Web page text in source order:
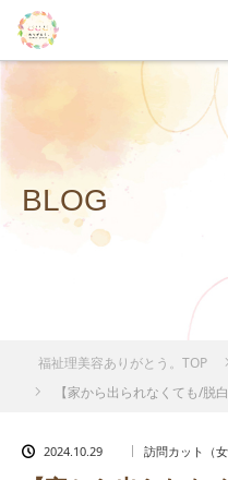
BLOG
福祉理美容ありがとう。TOP
【家から出られなくても/脱
2024.10.29 訪問カット（女